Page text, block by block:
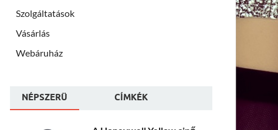
Szolgáltatások
Vásárlás
Webáruház
NÉPSZERÜ CÍMKÉK